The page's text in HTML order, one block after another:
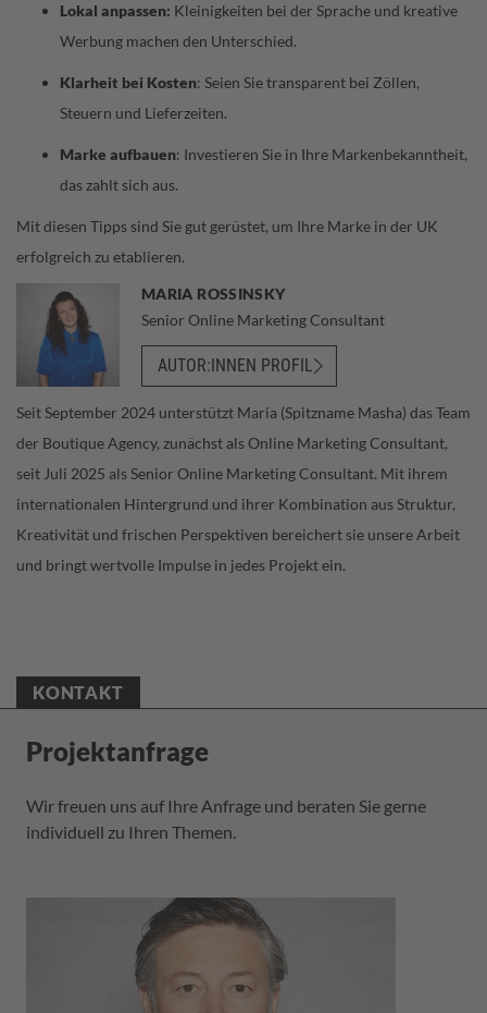
Lokal anpassen: Kleinigkeiten bei der Sprache und kreative
Werbung machen den Unterschied.
Klarheit bei Kosten: Seien Sie transparent bei Zöllen,
Steuern und Lieferzeiten.
Marke aufbauen: Investieren Sie in Ihre Markenbekanntheit,
das zahlt sich aus.
Mit diesen Tipps sind Sie gut gerüstet, um Ihre Marke in der UK
erfolgreich zu etablieren.
MARIA ROSSINSKY
Senior Online Marketing Consultant
AUTOR:INNEN PROFIL
Seit September 2024 unterstützt Maria (Spitzname Masha) das Team
der Boutique Agency, zunächst als Online Marketing Consultant,
seit Juli 2025 als Senior Online Marketing Consultant. Mit ihrem
internationalen Hintergrund und ihrer Kombination aus Struktur,
Kreativität und frischen Perspektiven bereichert sie unsere Arbeit
und bringt wertvolle Impulse in jedes Projekt ein.
KONTAKT
Projektanfrage
Wir freuen uns auf Ihre Anfrage und beraten Sie gerne
individuell zu Ihren Themen.